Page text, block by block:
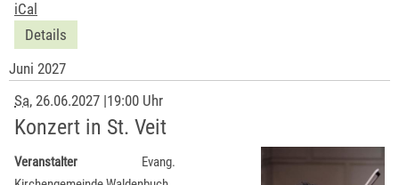
iCal
Details
Juni 2027
Sa, 26.06.2027 |19:00 Uhr
Konzert in St. Veit
Veranstalter
Evang.